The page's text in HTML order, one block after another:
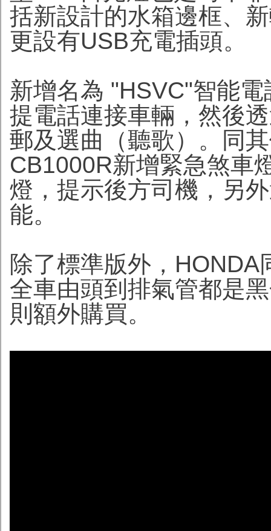
括新設計的水箱邊框、
更設有USB充電插頭。
新增名為 "HSVC"智能
提電話連接車輛，然後
郵及選曲（聽歌）。同
CB1000R新增緊急煞車
燈，提示後方司機，另
能。
除了標準版外，
全車由頭到排氣管都是
則額外購買。